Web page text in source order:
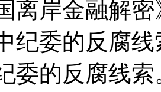
离岸金融解
纪委的反腐
委的反腐线